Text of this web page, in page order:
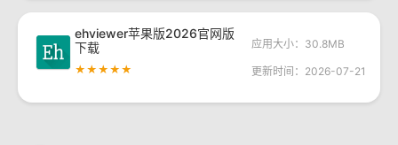
ehviewer苹果版2026官网版
下载
★★★★★
应用大小：30.8MB
更新时间：2026-07-21